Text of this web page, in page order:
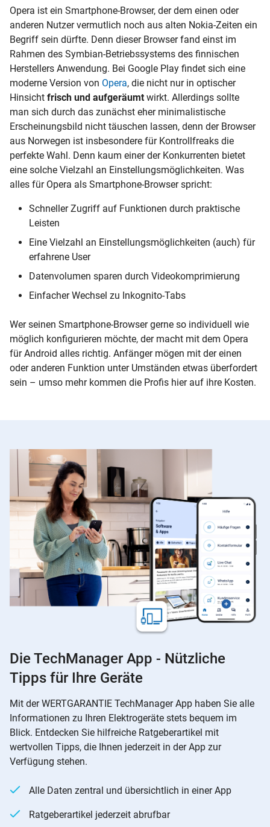
Opera ist ein Smartphone-Browser, der dem einen oder
anderen Nutzer vermutlich noch aus alten Nokia-Zeiten ein
Begriff sein dürfte. Denn dieser Browser fand einst im
Rahmen des Symbian-Betriebssystems des finnischen
Herstellers Anwendung. Bei Google Play findet sich eine
moderne Version von Opera, die nicht nur in optischer
Hinsicht frisch und aufgeräumt wirkt. Allerdings sollte
man sich durch das zunächst eher minimalistische
Erscheinungsbild nicht täuschen lassen, denn der Browser
aus Norwegen ist insbesondere für Kontrollfreaks die
perfekte Wahl. Denn kaum einer der Konkurrenten bietet
eine solche Vielzahl an Einstellungsmöglichkeiten. Was
alles für Opera als Smartphone-Browser spricht:
Schneller Zugriff auf Funktionen durch praktische
Leisten
Eine Vielzahl an Einstellungsmöglichkeiten (auch) für
erfahrene User
Datenvolumen sparen durch Videokomprimierung
Einfacher Wechsel zu Inkognito-Tabs
Wer seinen Smartphone-Browser gerne so individuell wie
möglich konfigurieren möchte, der macht mit dem Opera
für Android alles richtig. Anfänger mögen mit der einen
oder anderen Funktion unter Umständen etwas überfordert
sein – umso mehr kommen die Profis hier auf ihre Kosten.
Die TechManager App - Nützliche
Tipps für Ihre Geräte
Mit der WERTGARANTIE TechManager App haben Sie alle
Informationen zu Ihren Elektrogeräte stets bequem im
Blick. Entdecken Sie hilfreiche Ratgeberartikel mit
wertvollen Tipps, die Ihnen jederzeit in der App zur
Verfügung stehen.
Alle Daten zentral und übersichtlich in einer App
Ratgeberartikel jederzeit abrufbar